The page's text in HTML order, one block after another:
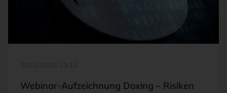
Webinar-Aufzeichnung Doxing – Risiken